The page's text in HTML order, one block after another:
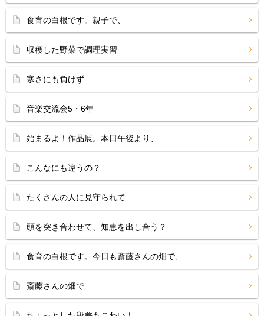
食育の白根です。親子で、
収穫した野菜で調理実習
寒さにも負けず
音楽交流会5・6年
始まるよ！作品展。本日午後より、
こんなにも違うの？
たくさんの人に見守られて
頭を突き合わせて、知恵を出し合う？
食育の白根です。今日も斎藤さんの畑で、
斎藤さんの畑で